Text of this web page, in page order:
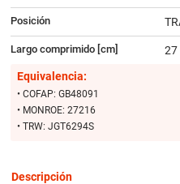
Posición
Largo comprimido [cm]
27
Equivalencia:
• COFAP: GB48091
• MONROE: 27216
• TRW: JGT6294S
Descripción